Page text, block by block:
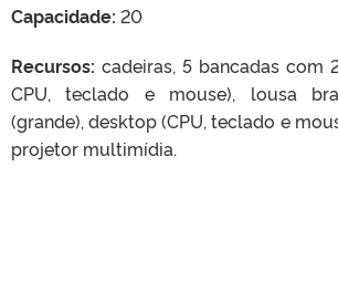
Capacidade: 20
Recursos: cadeiras, 5 bancadas com
CPU, teclado e mouse), lousa
(grande), desktop (CPU, teclado e
projetor multimídia.